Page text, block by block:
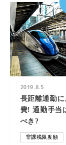
2019.8.5
長距離通勤
費! 通勤手当
べき?
非課税限度額